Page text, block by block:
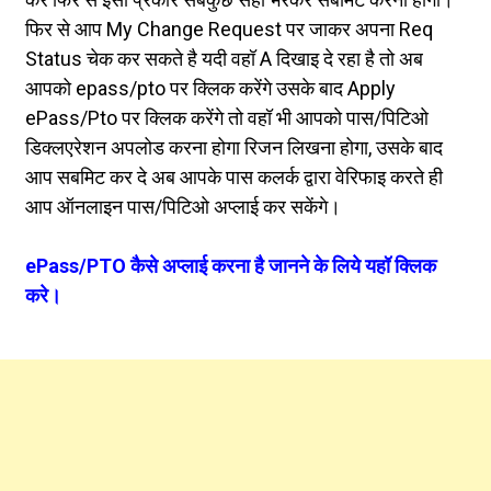
फिर से आप My Change Request पर जाकर अपना Req
Status चेक कर सकते है यदी वहॉ A दिखाइ दे रहा है तो अब
आपको epass/pto पर क्लिक करेंगे उसके बाद Apply
ePass/Pto पर क्लिक करेंगे तो वहॉ भी आपको पास/पिटिओ
डिक्लएरेशन अपलोड करना होगा रिजन लिखना होगा, उसके बाद
आप सबमिट कर दे अब आपके पास कलर्क द्वारा वेरिफाइ करते ही
आप ऑनलाइन पास/पिटिओ अप्लाई कर सकेंगे।
ePass/PTO कैसे अप्लाई करना है जानने के लिये यहॉ क्लिक
करे।